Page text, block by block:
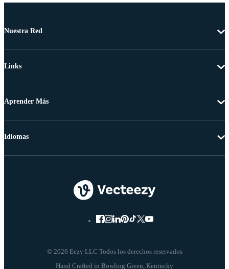
Nuestra Red
Links
Aprender Más
© 2026 Eezy LLC Todos los derechos reservados
Idiomas